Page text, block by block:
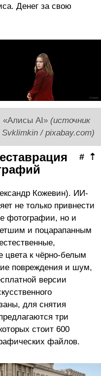
Денег за свою
«Алисы AI» (источник
/ pixabay.com)
⇡
#
Кожевин). ИИ-
не только привнести
фотографии, но и
и поцарапанным
цвета к чёрно-белым
повреждения и шум,
версии
для снятия
три
стоит 600
файлов.